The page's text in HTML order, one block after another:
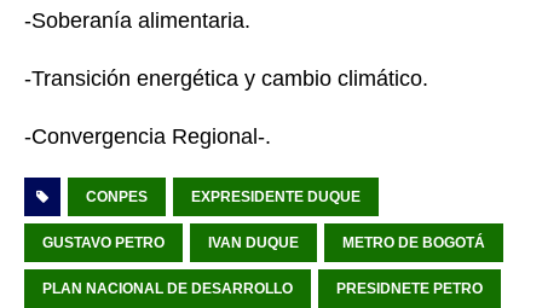
-Soberanía alimentaria.
-Transición energética y cambio climático.
-Convergencia Regional-.
CONPES EXPRESIDENTE DUQUE
GUSTAVO PETRO IVAN DUQUE METRO DE BOGOTÁ
PLAN NACIONAL DE DESARROLLO PRESIDNETE PETRO